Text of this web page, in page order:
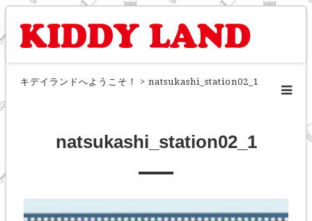
キデイランドへようこそ！ > natsukashi_station02_1
natsukashi_station02_1